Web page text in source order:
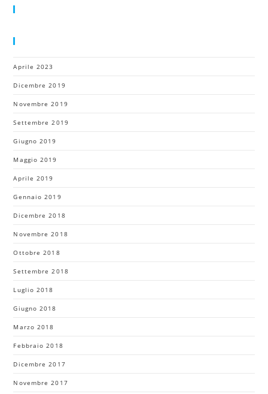
Aprile 2023
Dicembre 2019
Novembre 2019
Settembre 2019
Giugno 2019
Maggio 2019
Aprile 2019
Gennaio 2019
Dicembre 2018
Novembre 2018
Ottobre 2018
Settembre 2018
Luglio 2018
Giugno 2018
Marzo 2018
Febbraio 2018
Dicembre 2017
Novembre 2017